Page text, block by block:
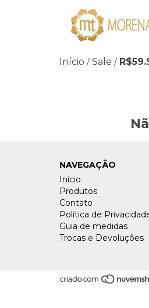
Início / Sale /
NAVEGAÇÃO
Início
Produtos
Contato
Política de
Guia de medidas
Trocas e Devoluções